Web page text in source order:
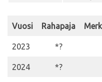
Vuosi Rahapaja
2023 *?
2024 *?